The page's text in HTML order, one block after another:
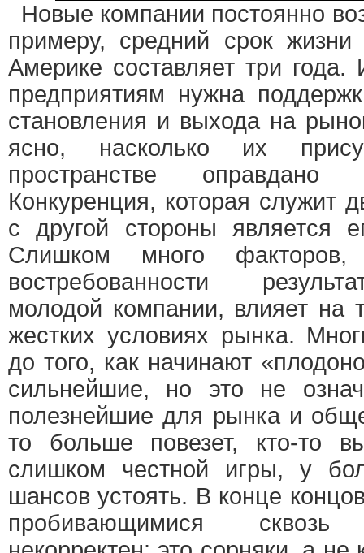
Новые компании постоянно
примеру, средний срок
Америке составляет три года.
предприятиям нужна
становления и выхода на
ясно, насколько их
пространстве оправдано
Конкуренция, которая служит
с другой стороны является
Слишком много
востребованности
молодой компании, влияет на
жестких условиях рынка.
до того, как начинают
сильнейшие, но это не
полезнейшие для рынка и
то больше повезет, кто-то
слишком честной игры, у
шансов устоять. В конце
пробивающимися